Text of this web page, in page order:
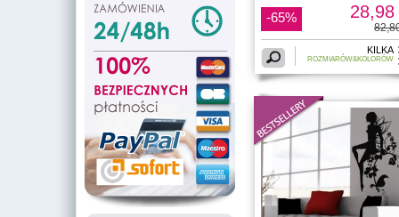
-65% 28,98
KILKA
ROZMIARÓW&KOLORÓW